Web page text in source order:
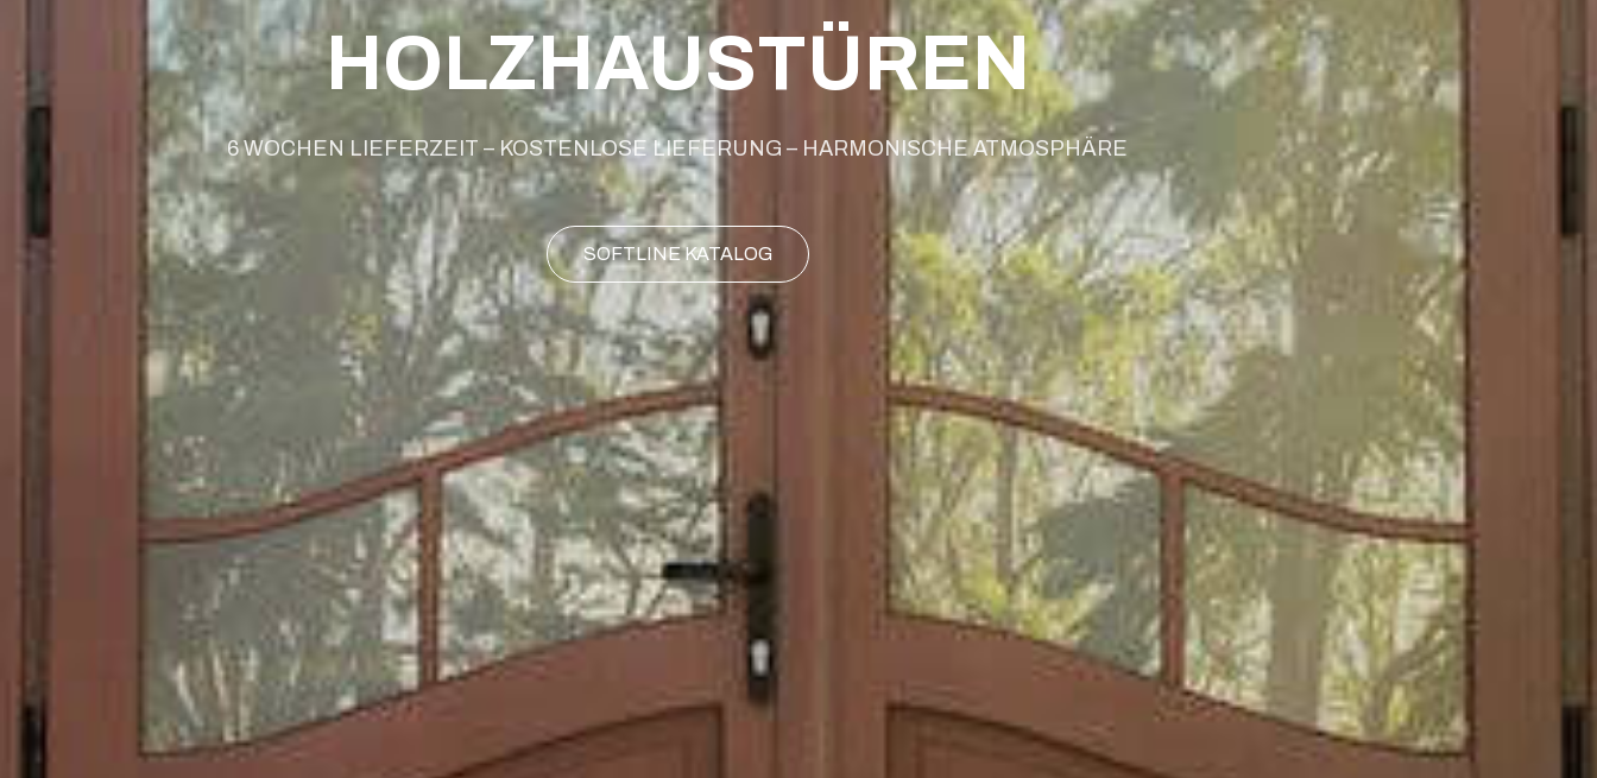
HOLZHAUSTÜREN
6 WOCHEN LIEFERZEIT – KOSTENLOSE LIEFERUNG – HARMONISCHE ATMOSPHÄRE
SOFTLINE KATALOG